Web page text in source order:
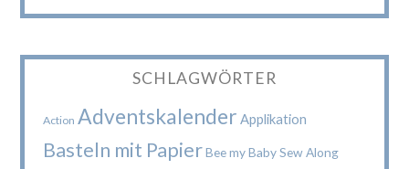
SCHLAGWÖRTER
Action Adventskalender Applikation
Basteln mit Papier Bee my Baby Sew Along